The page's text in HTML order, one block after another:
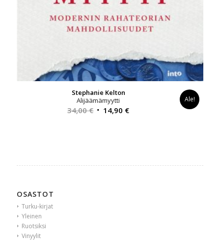
Stephanie Kelton
Alijäämämyytti
34,00€ Alkuperäinen
14,90 €Nykyinen
Ale!
OSASTOT
Turku-kirjat
Yleinen
Ruotsiksi
Vinyylit